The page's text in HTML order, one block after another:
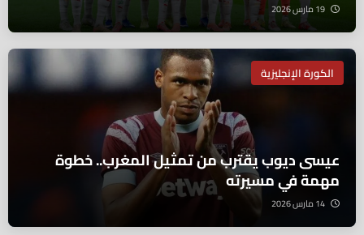
الكورة الإنجليزية
عيسى ديوب يقترب من تمثيل المغرب.. خطوة
مهمة في مسيرته